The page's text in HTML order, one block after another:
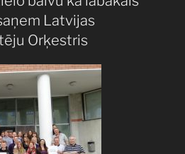
Latvijas
Orķestris